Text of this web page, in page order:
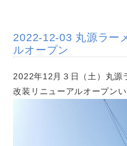
2022-12-03 丸源ラー
ルオープン
2022年12月３日（土）丸源
改装リニューアルオープンい